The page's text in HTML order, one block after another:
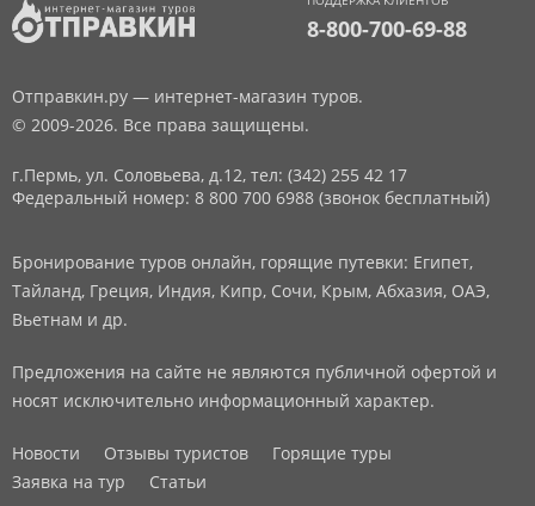
8-800-700-69-88
Отправкин.ру — интернет-магазин туров.
© 2009-2026. Все права защищены.
г.Пермь, ул. Соловьева, д.12, тел: (342) 255 42 17
Федеральный номер: 8 800 700 6988 (звонок бесплатный)
Бронирование туров онлайн, горящие путевки: Египет,
Тайланд, Греция, Индия, Кипр, Сочи, Крым, Абхазия, ОАЭ,
Вьетнам и др.
Предложения на сайте не являются публичной офертой и
носят исключительно информационный характер.
Новости Отзывы туристов
Горящие туры
Заявка на тур
Статьи